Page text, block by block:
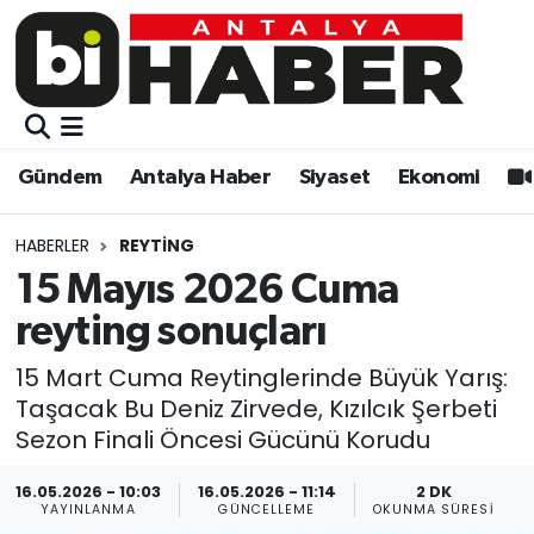
Gündem Antalya Haber Siyaset Ekonomi
HABERLER REYTING
15 Mayıs 2026 Cuma
reyting sonuçları
15 Mart Cuma Reytinglerinde Büyük Yarış:
Taşacak Bu Deniz Zirvede, Kızılcık Şerbeti
Sezon Finali Öncesi Gücünü Korudu
16.05.2026 - 10:03
YAYINLANMA
16.05.2026 - 11:14
GÜNCELLEME
2 DK
OKUNMA SÜRESI
Gündem
Siyaset
Ekonomi
Video
Eğitim
Kültür-sanat
Sağlık
Gündem
Siyaset
Eğitim
Ekonomi
Kültür-sanat
Sağlık
Spor
Muratpaşa Nöbetçi Eczaneler
Muratpaşa Trafik Yoğunluk Haritası
Süper Lig Puan Durumu ve Fikstür
Tüm Manşetler
Son Dakika Haberleri
Haber Arşivi